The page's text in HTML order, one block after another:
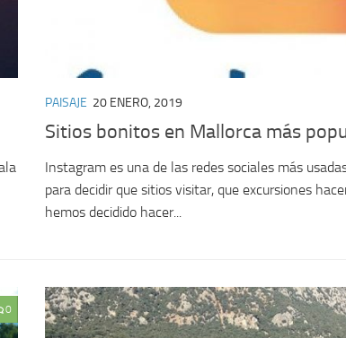
PAISAJE 20 ENERO, 2019
Sitios bonitos en Mallorca más
Instagram es una de las redes sociales más
para decidir que sitios visitar, que excursiones
hemos decidido hacer...
0